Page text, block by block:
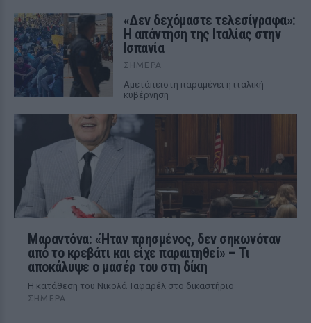
«Δεν δεχόμαστε τελεσίγραφα»:
Η απάντηση της Ιταλίας στην
Ισπανία
ΣΉΜΕΡΑ
Αμετάπειστη παραμένει η ιταλική
κυβέρνηση
Μαραντόνα: «Ήταν πρησμένος, δεν σηκωνόταν
από το κρεβάτι και είχε παραιτηθεί» – Τι
αποκάλυψε ο μασέρ του στη δίκη
Η κατάθεση του Νικολά Ταφαρέλ στο δικαστήριο
ΣΉΜΕΡΑ